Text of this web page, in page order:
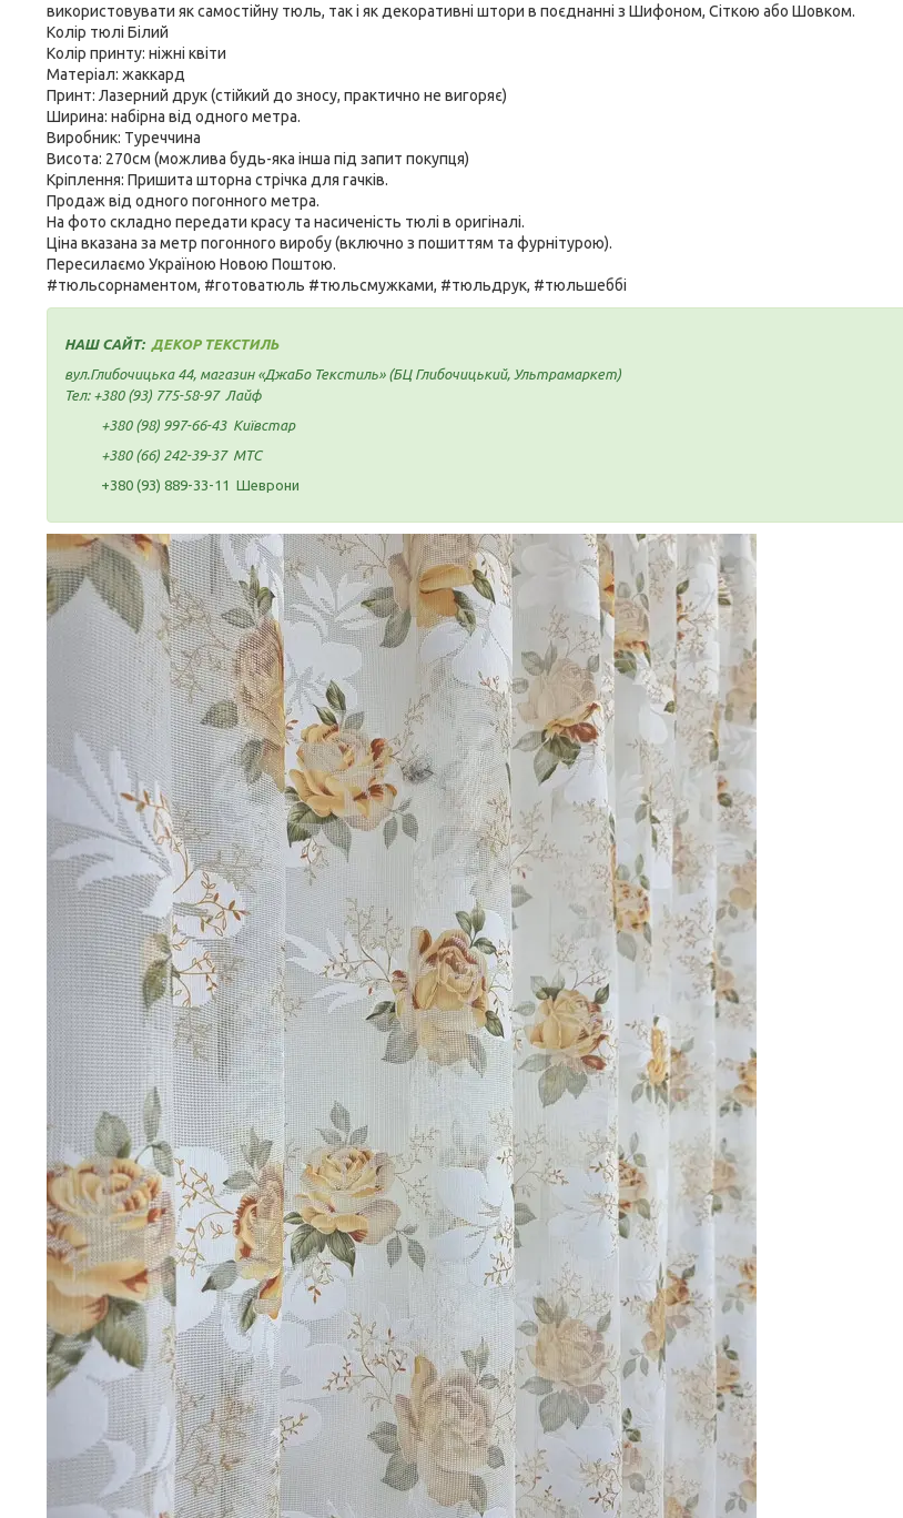
використовувати як самостійну тюль, так і як декоративні штори в поєднанні з Шифоном, Сіткою або Шовком.
Колір тюлі Білий
Колір принту: ніжні квіти
Матеріал: жаккард
Принт: Лазерний друк (стійкий до зносу, практично не вигоряє)
Ширина: набірна від одного метра.
Виробник: Туреччина
Висота: 270см (можлива будь-яка інша під запит покупця)
Кріплення: Пришита шторна стрічка для гачків.
Продаж від одного погонного метра.
На фото складно передати красу та насиченість тюлі в оригіналі.
Ціна вказана за метр погонного виробу (включно з пошиттям та фурнітурою).
Пересилаємо Україною Новою Поштою.
#тюльсорнаментом, #готоватюль #тюльсмужками, #тюльдрук, #тюльшеббі
НАШ САЙТ: ДЕКОР ТЕКСТИЛЬ
вул.Глибочицька 44, магазин «ДжаБо Текстиль» (БЦ Глибочицький, Ультрамаркет)
Тел: +380 (93) 775-58-97 Лайф
+380 (98) 997-66-43 Київстар
+380 (66) 242-39-37 МТС
+380 (93) 889-33-11 Шеврони